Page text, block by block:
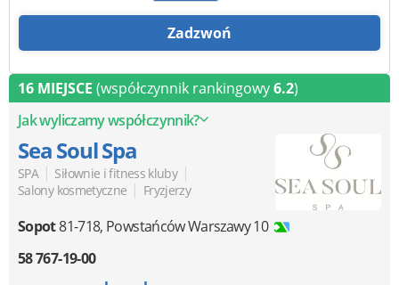
Zadzwoń
16 MIEJSCE (współczynnik rankingowy6.2)
Jak wyliczamy współczynnik?
Sea Soul Spa
SPA | Siłownie i fitness kluby |
Salony kosmetyczne | Fryzjerzy
Sopot81-718, Powstańców Warszawy 10
58 767-19-00